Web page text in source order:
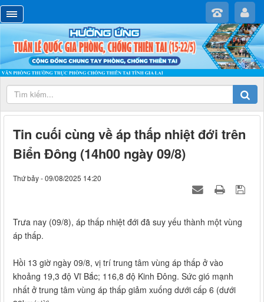
Tin cuối cùng về áp thấp nhiệt đới trên
Biển Đông (14h00 ngày 09/8)
Thứ bảy - 09/08/2025 14:20
Trưa nay (09/8), áp thấp nhiệt đới đã suy yếu thành một vùng
áp thấp.
Hồi 13 giờ ngày 09/8, vị trí trung tâm vùng áp thấp ở vào
khoảng 19,3 độ Vĩ Bắc; 116,8 độ Kinh Đông. Sức gió mạnh
nhất ở trung tâm vùng áp thấp giảm xuống dưới cấp 6 (dưới